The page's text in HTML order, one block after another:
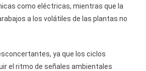
como eléctricas, mientras que la
a los volátiles de las plantas no
ya que los ciclos
el ritmo de señales ambientales